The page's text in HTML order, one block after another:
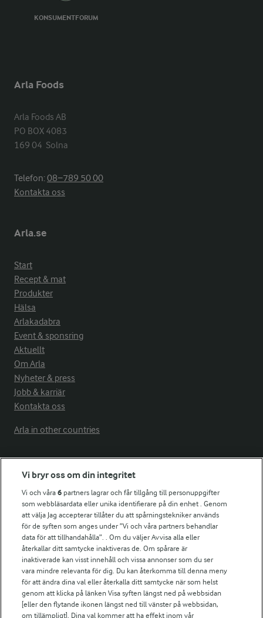
KONSUMENTFORUM
Arla Foods
Arla Foods AB
PO BOX 4083
169 04  Solna
Telefon:08−789 50 00
Kontakta oss
Arla.se
Start
Recept & mat
Produkter
Hälsa
Arlakadabra
Event & sponsring
Aktuellt
Om Arla
Nyheter & press
Jobb & karriär
Kontakta oss
Arla in other countries
Fler Arlasajter
För ägare
Arlas kundportal
Arla.com
Falbygdens Ost
Arla webbshop
Bildbank
Vi bryr oss om din integritet
Vi och våra6 partners lagrar och får tillgång till personuppgifter
som webbläsardata eller unika identifierare på din enhet . Genom
att välja Jag accepterar tillåter du att spårningstekniker används
för de syften som anges under ”Vi och våra partners behandlar
data för att tillhandahålla”. . Om du väljer Avvisa alla eller
återkallar ditt samtycke inaktiveras de. Om spårare är
inaktiverade kan visst innehåll och vissa annonser som du ser
vara mindre relevanta för dig. Du kan återkomma till denna meny
för att ändra dina val eller återkalla ditt samtycke när som helst
genom att klicka på länken Visa syften längst ned på webbsidan
[eller den flytande ikonen längst ned till vänster på webbsidan,
om tillämpligt]. Dina val kommer att ha effekt inom vår